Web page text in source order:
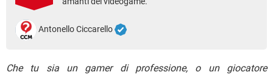
TIKTOK FACEBOOK
HARDWARE
Antonello Ciccarello
Che tu sia un gamer di professione, o un giocatore